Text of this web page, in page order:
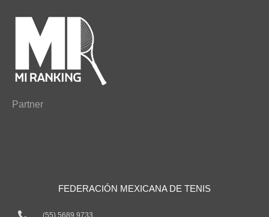
Partner
FEDERACIÓN MEXICANA DE TENIS
(55) 5689 9733